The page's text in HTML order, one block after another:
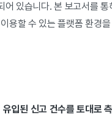
어 있습니다. 본 보고서를
용할 수 있는 플랫폼 환경
유입된 신고 건수를 토대로